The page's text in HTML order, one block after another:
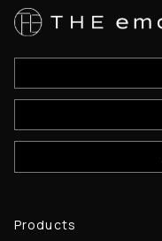
Products